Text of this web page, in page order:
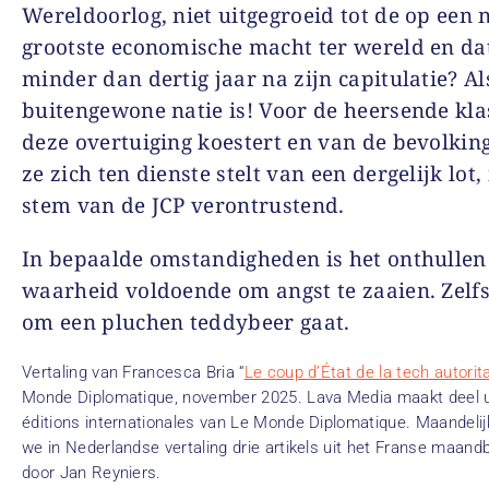
Wereldoorlog, niet uitgegroeid tot de op een
grootste economische macht ter wereld en
minder dan dertig jaar na zijn capitulatie?
buitengewone natie is! Voor de heersende
deze overtuiging koestert en van de
ze zich ten dienste stelt van een dergelijk lot,
stem van de JCP verontrustend.
In bepaalde omstandigheden is het
waarheid voldoende om angst te zaaien.
om een pluchen teddybeer gaat.
Vertaling van Francesca Bria “Le coup d’État de la tech
Monde Diplomatique, november 2025. Lava Media maakt deel
éditions internationales van Le Monde Diplomatique.
we in Nederlandse vertaling drie artikels uit het Franse
door Jan Reyniers.